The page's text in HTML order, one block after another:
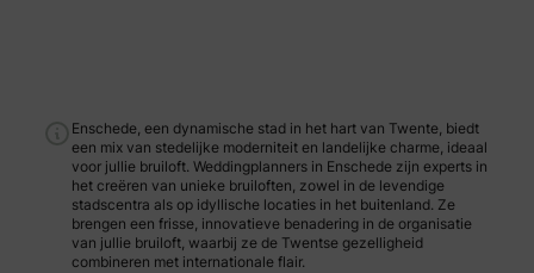
Enschede, een dynamische stad in het hart van Twente, biedt
een mix van stedelijke moderniteit en landelijke charme, ideaal
voor jullie bruiloft. Weddingplanners in Enschede zijn experts in
het creëren van unieke bruiloften, zowel in de levendige
stadscentra als op idyllische locaties in het buitenland. Ze
brengen een frisse, innovatieve benadering in de organisatie
van jullie bruiloft, waarbij ze de Twentse gezelligheid
combineren met internationale flair.